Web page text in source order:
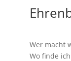
Wer macht
Wo finde